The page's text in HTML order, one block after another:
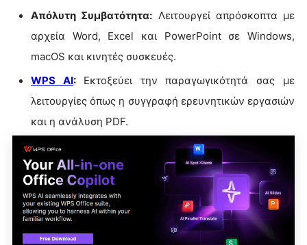
Απόλυτη Συμβατότητα: Λειτουργεί απρόσκοπτα με
αρχεία Word, Excel και PowerPoint σε Windows,
macOS και κινητές συσκευές.
WPS AI: Εκτοξεύει την παραγωγικότητά σας με
λειτουργίες όπως η συγγραφή ερευνητικών εργασιών
και η ανάλυση PDF.